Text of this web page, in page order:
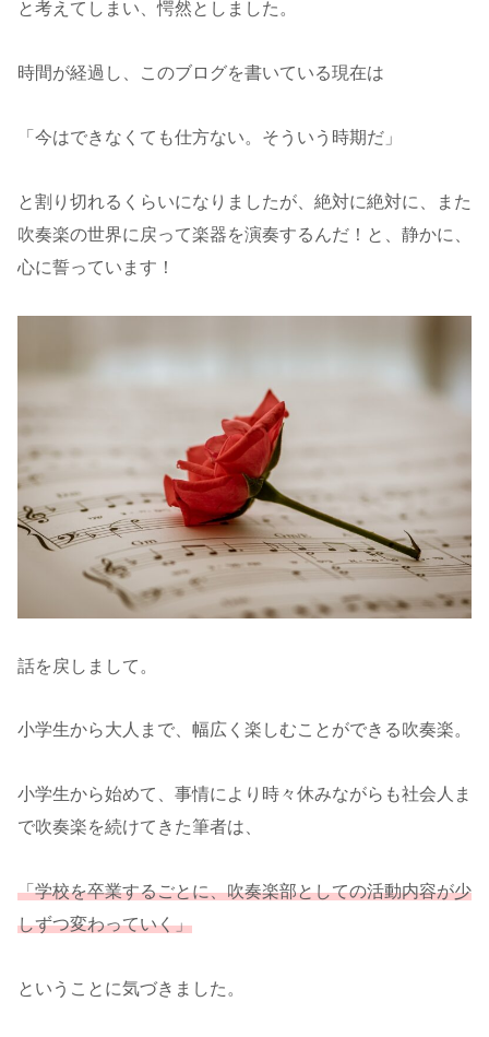
と考えてしまい、愕然としました。
時間が経過し、このブログを書いている現在は
「今はできなくても仕方ない。そういう時期だ」
と割り切れるくらいになりましたが、絶対に絶対に、また
吹奏楽の世界に戻って楽器を演奏するんだ！と、静かに、
心に誓っています！
話を戻しまして。
小学生から大人まで、幅広く楽しむことができる吹奏楽。
小学生から始めて、事情により時々休みながらも社会人ま
で吹奏楽を続けてきた筆者は、
「学校を卒業するごとに、吹奏楽部としての活動内容が少
しずつ変わっていく」
ということに気づきました。